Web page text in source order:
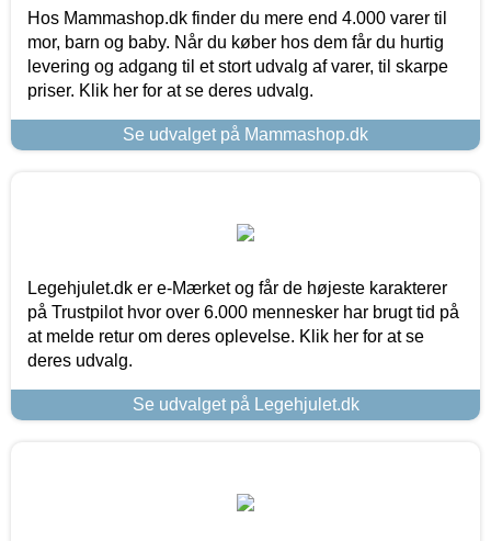
Hos Mammashop.dk finder du mere end 4.000 varer til
mor, barn og baby. Når du køber hos dem får du hurtig
levering og adgang til et stort udvalg af varer, til skarpe
priser. Klik her for at se deres udvalg.
Se udvalget på Mammashop.dk
Legehjulet.dk er e-Mærket og får de højeste karakterer
på Trustpilot hvor over 6.000 mennesker har brugt tid på
at melde retur om deres oplevelse. Klik her for at se
deres udvalg.
Se udvalget på Legehjulet.dk